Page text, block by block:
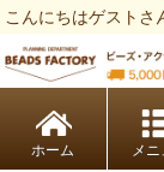
こんにちはゲストさ
ホーム